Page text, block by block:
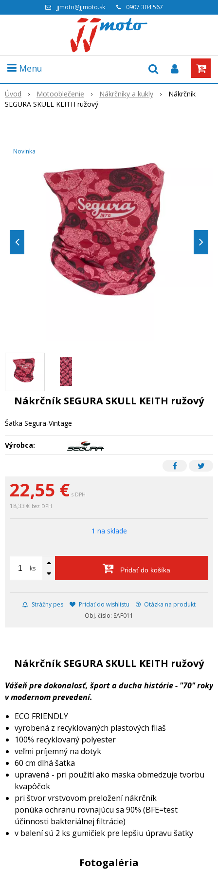
jjmoto@jjmoto.sk 0907 304 567
Menu
Úvod Motooblečenie Nákrčníky a kukly
Nákrčník
SEGURA SKULL KEITH ružový
Novinka
22,55 € s DPH
18,33 € bez DPH
1 na sklade
ks Pridať do košíka
Strážny pes Pridať do wishlistu
Otázka na produkt
Obj. čislo: SAF011
Nákrčník SEGURA SKULL KEITH ružový
Šatka Segura-Vintage
Výrobca:
Nákrčník SEGURA SKULL KEITH ružový
Vášeň pre dokonalosť, šport a ducha histórie - "70" roky
v modernom prevedení.
ECO FRIENDLY
vyrobená z recyklovaných plastových fliaš
100% recyklovaný polyester
veľmi príjemný na dotyk
60 cm dlhá šatka
upravená - pri použití ako maska obmedzuje tvorbu
kvapôčok
pri štvor vrstvovom preložení nákrčník
ponúka ochranu rovnajúcu sa 90% (BFE=test
účinnosti bakteriálnej filtrácie)
v balení sú 2 ks gumičiek pre lepšiu úpravu šatky
Fotogaléria